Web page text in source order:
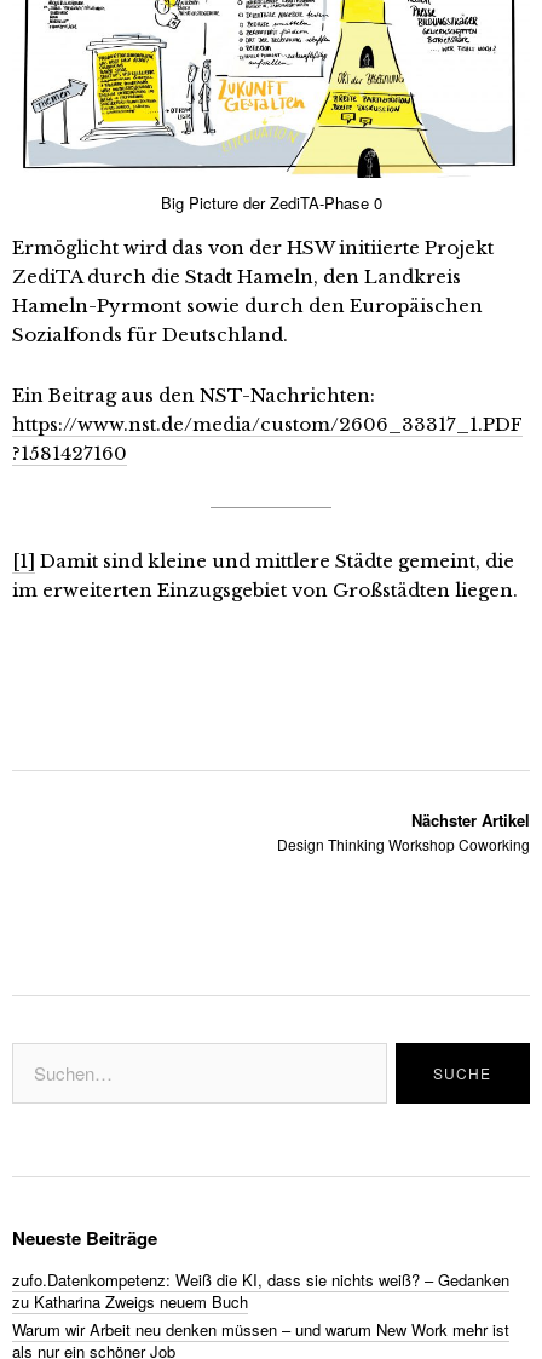
Big Picture der ZediTA-Phase 0
Ermöglicht wird das von der HSW initiierte Projekt
ZediTA durch die Stadt Hameln, den Landkreis
Hameln-Pyrmont sowie durch den Europäischen
Sozialfonds für Deutschland.
Ein Beitrag aus den NST-Nachrichten:
https://www.nst.de/media/custom/2606_33317_1.PDF
?1581427160
[1] Damit sind kleine und mittlere Städte gemeint, die
im erweiterten Einzugsgebiet von Großstädten liegen.
Nächster Artikel
Design Thinking Workshop Coworking
Neueste Beiträge
zufo.Datenkompetenz: Weiß die KI, dass sie nichts weiß? – Gedanken
zu Katharina Zweigs neuem Buch
Warum wir Arbeit neu denken müssen – und warum New Work mehr ist
als nur ein schöner Job